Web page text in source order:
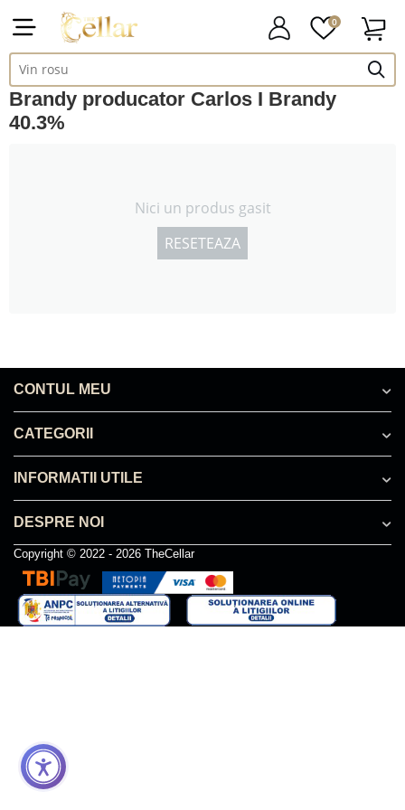
0
Brandy producator Carlos I Brandy
40.3%
Nici un produs gasit
RESETEAZA
CONTUL MEU
CATEGORII
INFORMATII UTILE
DESPRE NOI
Copyright © 2022 - 2026 TheCellar